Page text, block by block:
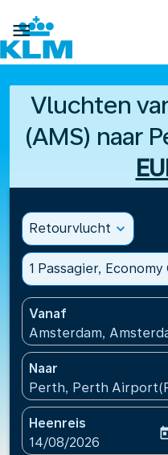

Vluchten
(AMS) naar
Retourvlucht expand_more
1 Passagier, Economy
Vanaf
Amsterdam,
Naar
Perth, Perth
Heenreis
fc-booking-
14/08/2026